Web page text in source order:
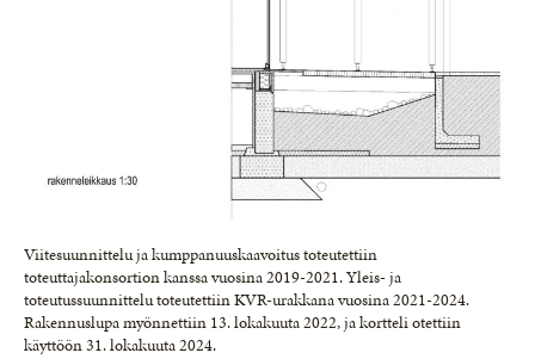
Viitesuunnittelu ja kumppanuuskaavoitus toteutettiin
toteuttajakonsortion kanssa vuosina 2019-2021. Yleis- ja
toteutussuunnittelu toteutettiin KVR-urakkana vuosina 2021-2024.
Rakennuslupa myönnettiin 13. lokakuuta 2022, ja kortteli otettiin
käyttöön 31. lokakuuta 2024.